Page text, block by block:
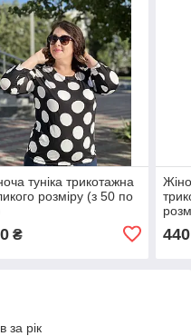
туніка трикотажна
розміру (з 50 по
₴ 440
за рік